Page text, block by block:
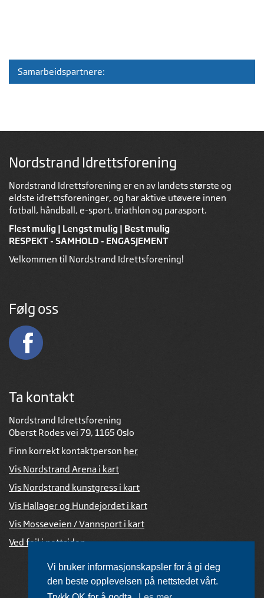
Vi bruker informasjonskapsler for å gi deg
den beste opplevelsen på nettstedet vårt.
Samarbeidspartnere:
Nordstrand Idrettsforening
Nordstrand Idrettsforening er en av landets største og
eldste idrettsforeninger, og har aktive utøvere innen
fotball, håndball, e-sport, triathlon og parasport.
Flest mulig | Lengst mulig | Best mulig
RESPEKT - SAMHOLD - ENGASJEMENT
Velkommen til Nordstrand Idrettsforening!
Følg oss
Ta kontakt
Nordstrand Idrettsforening
Oberst Rodes vei 79, 1165 Oslo
Finn korrekt kontaktperson her
Vis Nordstrand Arena i kart
Vis Nordstrand kunstgress i kart
Vis Hallager og Hundejordet i kart
Vis Mosseveien / Vannsport i kart
Ved feil i nettsiden